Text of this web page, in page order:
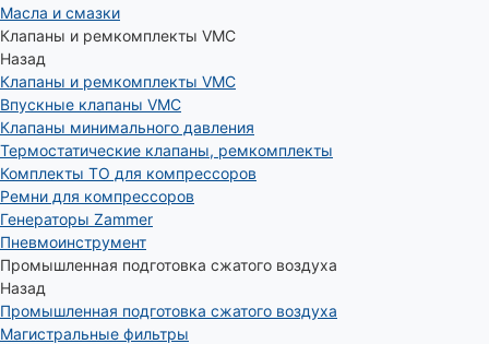
Масла и смазки
Клапаны и ремкомплекты VMC
Назад
Клапаны и ремкомплекты VMC
Впускные клапаны VMC
Клапаны минимального давления
Термостатические клапаны, ремкомплекты
Комплекты ТО для компрессоров
Ремни для компрессоров
Генераторы Zammer
Пневмоинструмент
Промышленная подготовка сжатого воздуха
Назад
Промышленная подготовка сжатого воздуха
Магистральные фильтры